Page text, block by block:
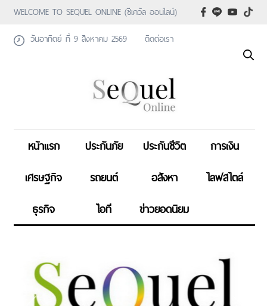
WELCOME TO SEQUEL ONLINE (ซีเคว้ล ออนไลน์)
วันอาทิตย์ ที่ 9 สิงหาคม 2569
ติดต่อเรา
หน้าแรก ประกันภัย ประกันชีวิต
การเงิน
เศรษฐกิจ
รถยนต์ อสังหา
ไลฟสไตล์
ธุรกิจ
ไอที ข่าวยอดนิยม